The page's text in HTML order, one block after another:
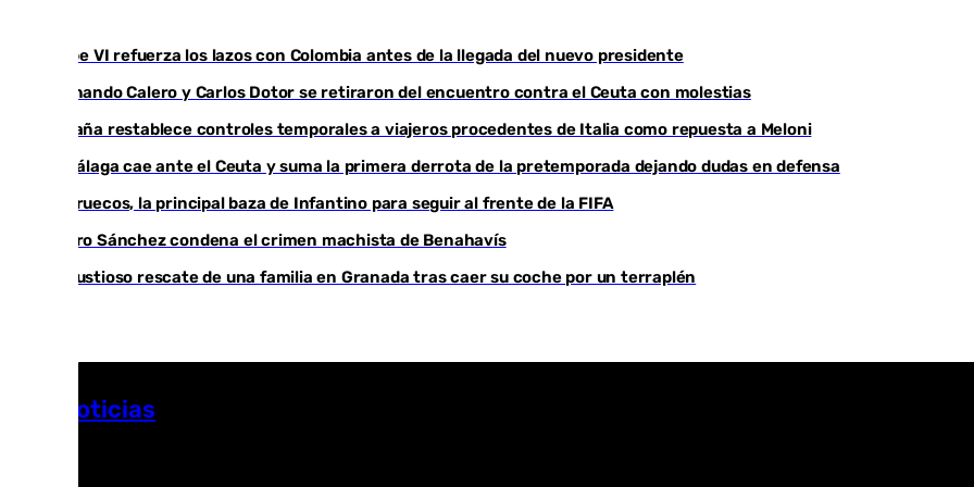
Youtube
Felipe VI refuerza los lazos con Colombia antes de la llegada del nuevo presidente
Fernando Calero y Carlos Dotor se retiraron del encuentro contra el Ceuta con molestias
España restablece controles temporales a viajeros procedentes de Italia como repuesta a Meloni
El Málaga cae ante el Ceuta y suma la primera derrota de la pretemporada dejando dudas en defensa
Marruecos, la principal baza de Infantino para seguir al frente de la FIFA
Pedro Sánchez condena el crimen machista de Benahavís
Angustioso rescate de una familia en Granada tras caer su coche por un terraplén
Más noticias